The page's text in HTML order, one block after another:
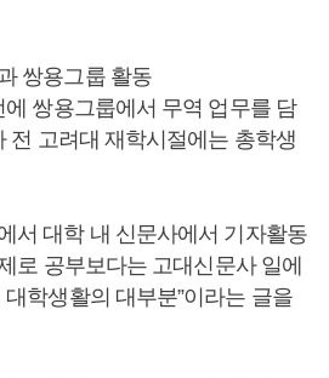
쌍용그룹 활동
쌍용그룹에서 무역 업무를 담
전 고려대 재학시절에는 총학생
서 대학 내 신문사에서 기자활동
로 공부보다는 고대신문사 일에
학생활의 대부분”이라는 글을